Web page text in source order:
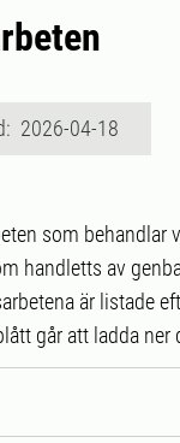
2026-04-18
som behandlar
handletts av
är listade
går att ladda ner